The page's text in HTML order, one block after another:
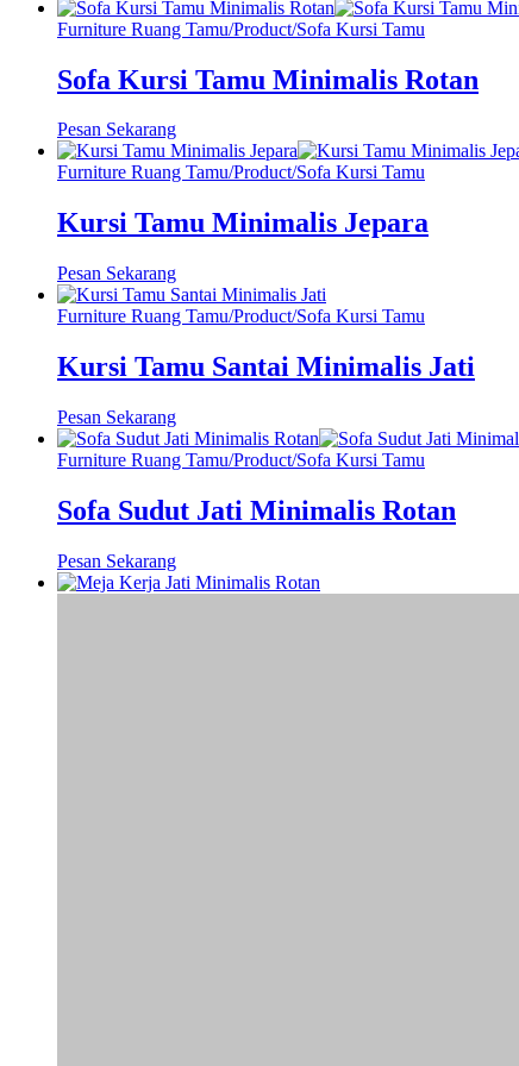
Furniture Ruang Tamu/Product/Sofa Kursi Tamu
Sofa Kursi Tamu Minimalis Rotan
Pesan Sekarang
Furniture Ruang Tamu/Product/Sofa Kursi Tamu
Kursi Tamu Minimalis Jepara
Pesan Sekarang
Furniture Ruang Tamu/Product/Sofa Kursi Tamu
Kursi Tamu Santai Minimalis Jati
Pesan Sekarang
Furniture Ruang Tamu/Product/Sofa Kursi Tamu
Sofa Sudut Jati Minimalis Rotan
Pesan Sekarang